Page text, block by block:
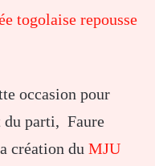
togolaise repousse
occasion pour
du parti, Faure
création du MJU